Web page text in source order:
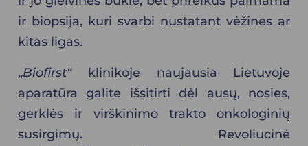
ir biopsija, kuri svarbi nustatant vėžines ar
kitas ligas.
„Biofirst“ klinikoje naujausia Lietuvoje
aparatūra galite išsitirti dėl ausų, nosies,
gerklės ir virškinimo trakto onkologinių
susirgimų. Revoliucinė